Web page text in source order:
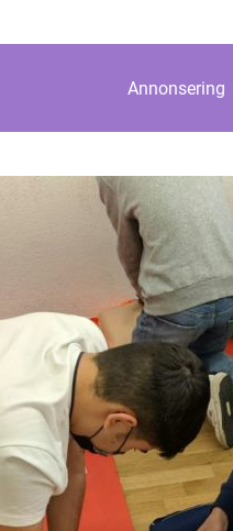
Annonsering